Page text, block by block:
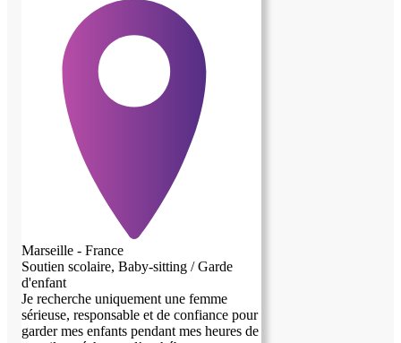
Marseille - France
Soutien scolaire, Baby-sitting / Garde
d'enfant
Je recherche uniquement une femme
sérieuse, responsable et de confiance pour
garder mes enfants pendant mes heures de